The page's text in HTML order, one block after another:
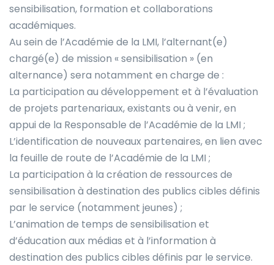
sensibilisation, formation et collaborations
académiques.
Au sein de l’Académie de la LMI, l’alternant(e)
chargé(e) de mission « sensibilisation » (en
alternance) sera notamment en charge de :
La participation au développement et à l’évaluation
de projets partenariaux, existants ou à venir, en
appui de la Responsable de l’Académie de la LMI ;
L’identification de nouveaux partenaires, en lien avec
la feuille de route de l’Académie de la LMI ;
La participation à la création de ressources de
sensibilisation à destination des publics cibles définis
par le service (notamment jeunes) ;
L’animation de temps de sensibilisation et
d’éducation aux médias et à l’information à
destination des publics cibles définis par le service.